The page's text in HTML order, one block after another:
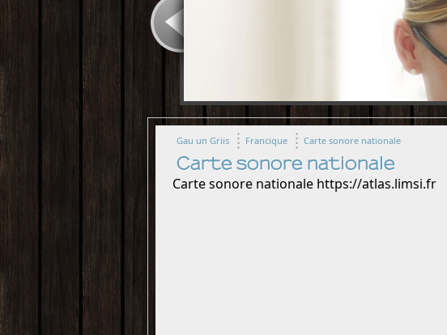
Gau un Griis Francique Carte sonore nationale
Carte sonore nationale
Carte sonore nationale https://atlas.limsi.fr